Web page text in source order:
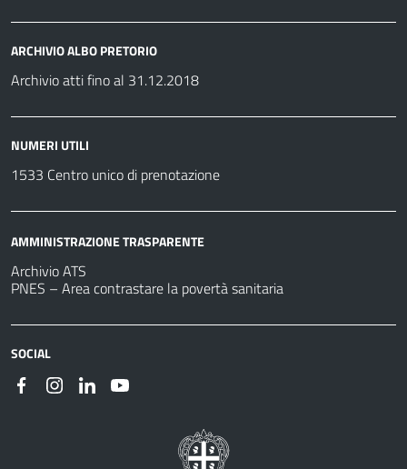
ARCHIVIO ALBO PRETORIO
Archivio atti fino al 31.12.2018
NUMERI UTILI
1533 Centro unico di prenotazione
AMMINISTRAZIONE TRASPARENTE
Archivio ATS
PNES – Area contrastare la povertà sanitaria
SOCIAL